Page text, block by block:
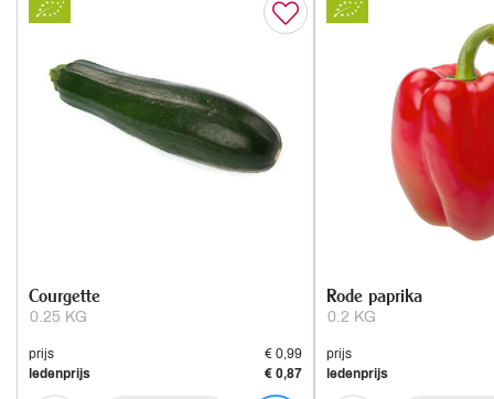
0.25 KG
Courgette
prijs
€ 0,99
ledenprijs
€ 0,87
0.2 KG
Rode paprika
prijs
ledenprijs